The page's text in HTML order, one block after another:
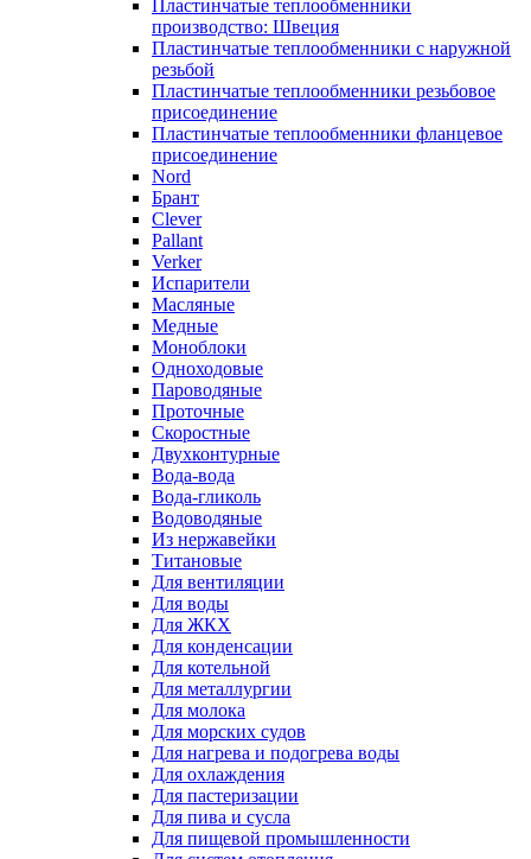
Пластинчатые теплообменники
производство: Швеция
Пластинчатые теплообменники с наружной
резьбой
Пластинчатые теплообменники резьбовое
присоединение
Пластинчатые теплообменники фланцевое
присоединение
Nord
Брант
Clever
Pallant
Verker
Испарители
Масляные
Медные
Моноблоки
Одноходовые
Пароводяные
Проточные
Скоростные
Двухконтурные
Вода-вода
Вода-гликоль
Водоводяные
Из нержавейки
Титановые
Для вентиляции
Для воды
Для ЖКХ
Для конденсации
Для котельной
Для металлургии
Для молока
Для морских судов
Для нагрева и подогрева воды
Для охлаждения
Для пастеризации
Для пива и сусла
Для пищевой промышленности